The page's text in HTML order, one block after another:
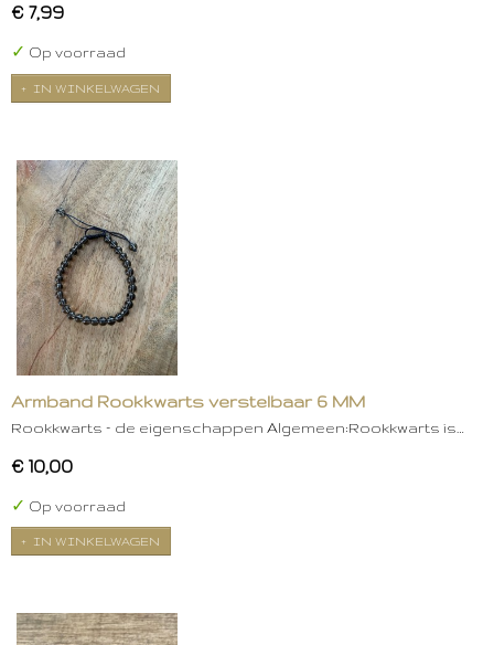
€ 7,99
✓ Op voorraad
IN WINKELWAGEN
Armband Rookkwarts verstelbaar 6 MM
Rookkwarts – de eigenschappen Algemeen:Rookkwarts is…
€ 10,00
✓ Op voorraad
IN WINKELWAGEN